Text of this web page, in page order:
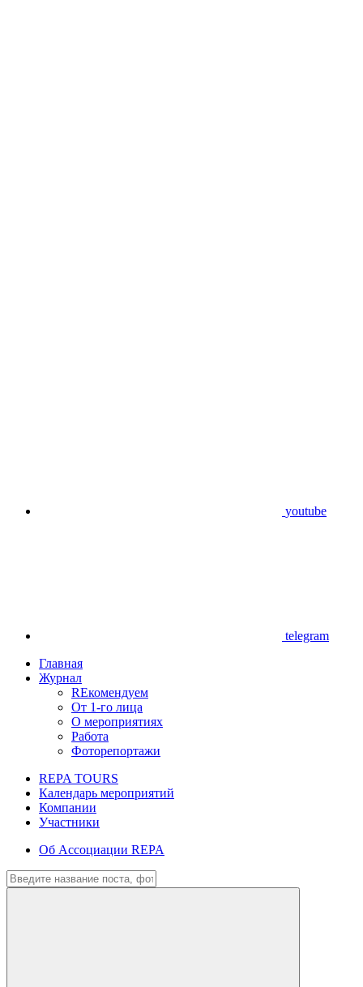
youtube
telegram
Главная
Журнал
REкомендуем
От 1-го лица
О мероприятиях
Работа
Фоторепортажи
REPA TOURS
Календарь мероприятий
Компании
Участники
Об Ассоциации REPA